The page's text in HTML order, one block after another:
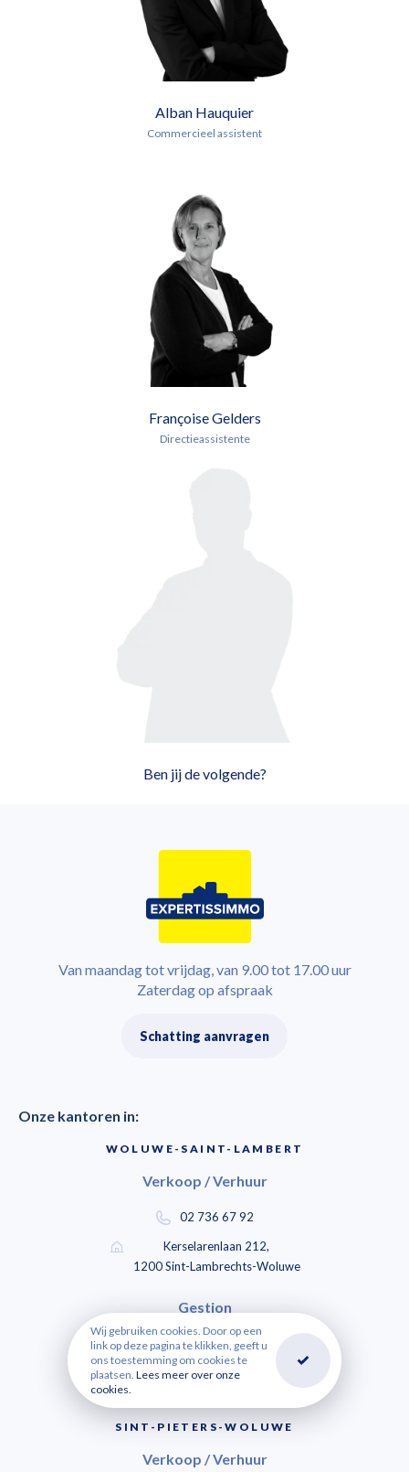
Wij gebruiken cookies. Door op een
link op deze pagina te klikken, geeft u
ons toestemming om cookies te
plaatsen. Lees meer over onze
cookies.
Alban Hauquier
Commercieel assistent
Françoise Gelders
Directieassistente
Ben jij de volgende?
Van maandag tot vrijdag, van 9.00 tot 17.00 uur
Zaterdag op afspraak
Schatting aanvragen
Onze kantoren in:
WOLUWE-SAINT-LAMBERT
Verkoop / Verhuur
02 736 67 92
Kerselarenlaan 212,
1200 Sint-Lambrechts-Woluwe
Gestion
02 736 67 92
Heydenberglaan 7,
SINT-PIETERS-WOLUWE
Verkoop / Verhuur